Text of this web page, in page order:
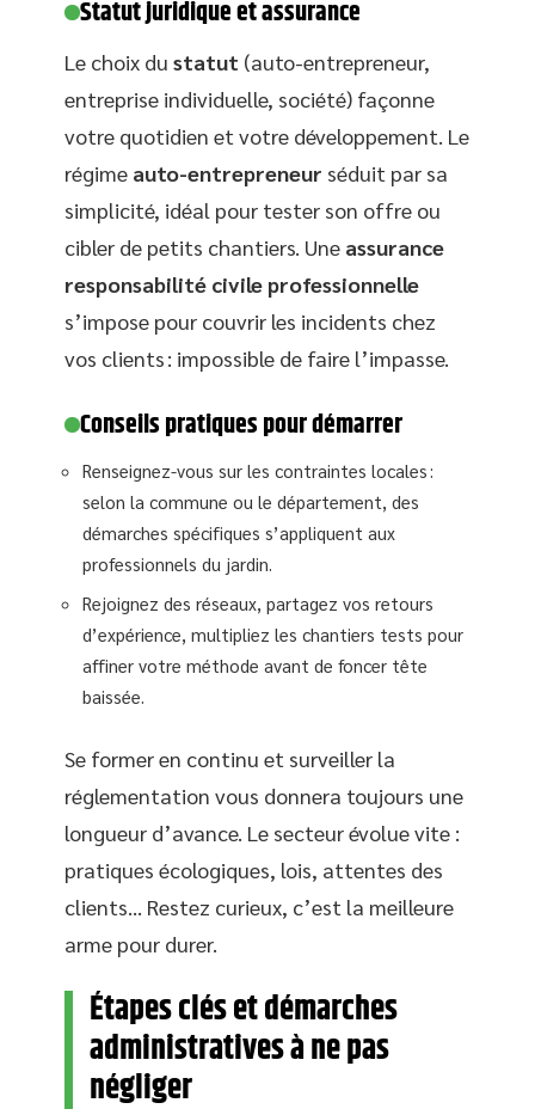
Statut juridique et assurance
Le choix du statut (auto-entrepreneur,
entreprise individuelle, société) façonne
votre quotidien et votre développement. Le
régime auto-entrepreneur séduit par sa
simplicité, idéal pour tester son offre ou
cibler de petits chantiers. Une assurance
responsabilité civile professionnelle
s’impose pour couvrir les incidents chez
vos clients : impossible de faire l’impasse.
Conseils pratiques pour démarrer
Renseignez-vous sur les contraintes locales :
selon la commune ou le département, des
démarches spécifiques s’appliquent aux
professionnels du jardin.
Rejoignez des réseaux, partagez vos retours
d’expérience, multipliez les chantiers tests pour
affiner votre méthode avant de foncer tête
baissée.
Se former en continu et surveiller la
réglementation vous donnera toujours une
longueur d’avance. Le secteur évolue vite :
pratiques écologiques, lois, attentes des
clients… Restez curieux, c’est la meilleure
arme pour durer.
Étapes clés et démarches
administratives à ne pas
négliger